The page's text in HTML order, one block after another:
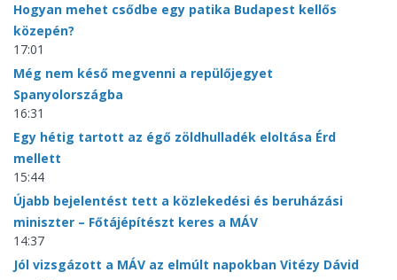
Hogyan mehet csődbe egy patika Budapest kellős
közepén?
17:01
Még nem késő megvenni a repülőjegyet
Spanyolországba
16:31
Egy hétig tartott az égő zöldhulladék eloltása Érd
mellett
15:44
Újabb bejelentést tett a közlekedési és beruházási
miniszter – Főtájépítészt keres a MÁV
14:37
Jól vizsgázott a MÁV az elmúlt napokban Vitézy Dávid